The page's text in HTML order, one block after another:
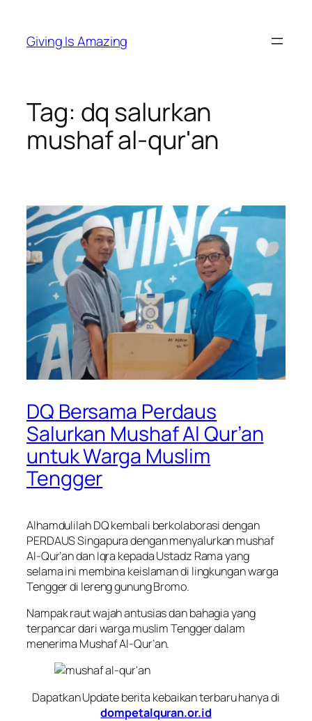
content
Giving Is Amazing
Tag: dq salurkan
mushaf al-qur'an
DQ Bersama Perdaus
Salurkan Mushaf Al Qur’an
untuk Warga Muslim
Tengger
Alhamdulilah DQ kembali berkolaborasi dengan
PERDAUS Singapura dengan menyalurkan mushaf
Al-Qur’an dan Iqra kepada Ustadz Rama yang
selama ini membina keislaman di lingkungan warga
Tengger di lereng gunung Bromo.
Nampak raut wajah antusias dan bahagia yang
terpancar dari warga muslim Tengger dalam
menerima Mushaf Al-Qur’an.
Dapatkan Update berita kebaikan terbaru hanya di
dompetalquran.or.id